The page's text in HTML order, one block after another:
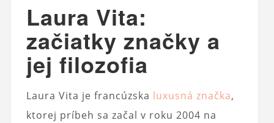
Laura Vita:
začiatky značky a
jej filozofia
Laura Vita je francúzska luxusná značka,
ktorej príbeh sa začal v roku 2004 na